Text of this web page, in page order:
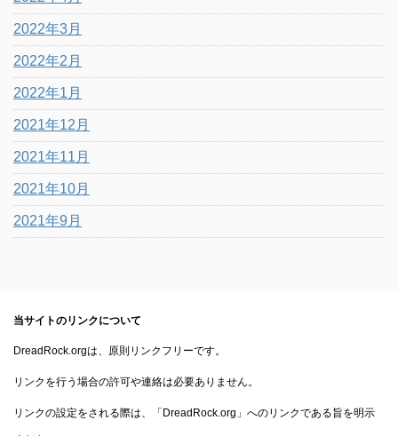
2022年3月
2022年2月
2022年1月
2021年12月
2021年11月
2021年10月
2021年9月
当サイトのリンクについて
DreadRock.orgは、原則リンクフリーです。
リンクを行う場合の許可や連絡は必要ありません。
リンクの設定をされる際は、「DreadRock.org」へのリンクである旨を明示